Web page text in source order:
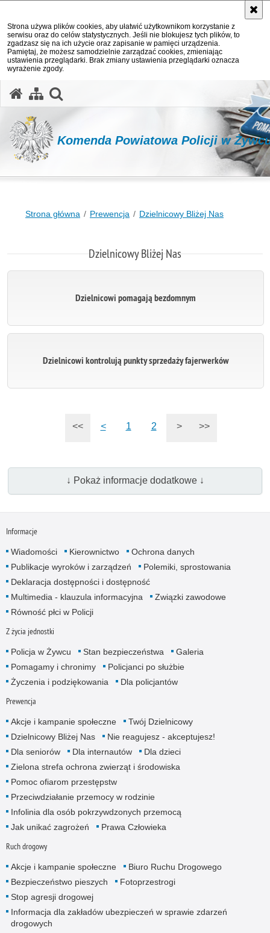
Strona używa plików cookies, aby ułatwić użytkownikom korzystanie z
serwisu oraz do celów statystycznych. Jeśli nie blokujesz tych plików, to
zgadzasz się na ich użycie oraz zapisanie w pamięci urządzenia.
Pamiętaj, że możesz samodzielnie zarządzać cookies, zmieniając
ustawienia przeglądarki. Brak zmiany ustawienia przeglądarki oznacza
wyrażenie zgody.
Komenda Powiatowa Policji w
Strona główna Prewencja Dzielnicowy Bliżej Nas
Dzielnicowy Bliżej Nas
Dzielnicowi pomagają bezdomnym
Dzielnicowi kontrolują punkty sprzedaży fajerwerków
<< < 1 2 > >>
↓ Pokaż informacje dodatkowe ↓
Informacje
Wiadomości Kierownictwo
Ochrona danych
Publikacje wyroków i zarządzeń
Polemiki, sprostowania
Deklaracja dostępności i dostępność
Multimedia - klauzula informacyjna
Związki zawodowe
Równość płci w Policji
Z życia jednostki
Policja w Żywcu Stan bezpieczeństwa
Galeria
Pomagamy i chronimy
Policjanci po służbie
Życzenia i podziękowania
Dla policjantów
Prewencja
Akcje i kampanie społeczne
Twój Dzielnicowy
Dzielnicowy Bliżej Nas
Nie reagujesz - akceptujesz!
Dla seniorów
Dla internautów
Dla dzieci
Zielona strefa ochrona zwierząt i środowiska
Pomoc ofiarom przestępstw
Przeciwdziałanie przemocy w rodzinie
Infolinia dla osób pokrzywdzonych przemocą
Jak unikać zagrożeń
Prawa Człowieka
Ruch drogowy
Akcje i kampanie społeczne
Biuro Ruchu Drogowego
Bezpieczeństwo pieszych
Fotoprzestrogi
Stop agresji drogowej
Informacja dla zakładów ubezpieczeń w sprawie zdarzeń
drogowych